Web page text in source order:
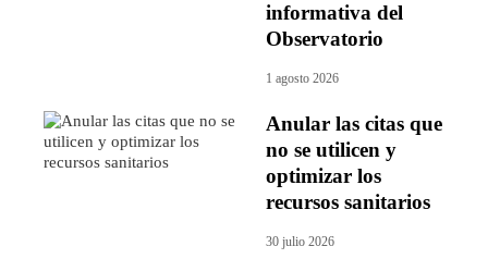
informativa del
Observatorio
1 agosto 2026
Anular las citas que
no se utilicen y
optimizar los
recursos sanitarios
30 julio 2026